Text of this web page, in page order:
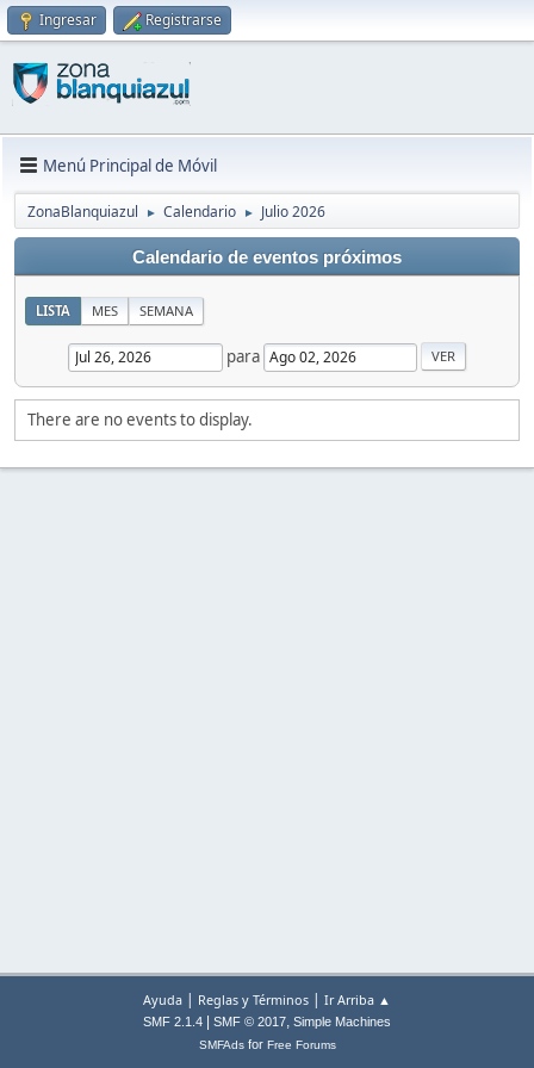
Ingresar Registrarse
Menú Principal de Móvil
ZonaBlanquiazul ► Calendario ► Julio 2026
Calendario de eventos próximos
LISTA MES SEMANA
para
There are no events to display.
Ayuda | Reglas y Términos | Ir Arriba ▲
SMF 2.1.4 SMF © 2017, Simple Machines
SMFAdsfor Free Forums